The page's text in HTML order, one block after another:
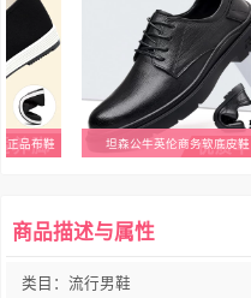
正品布鞋 坦森公牛英伦商务软底皮鞋
商品描述与属性
类目：流行男鞋